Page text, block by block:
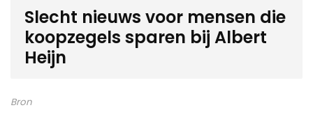
Slecht nieuws voor mensen die
koopzegels sparen bij Albert
Heijn
Bron